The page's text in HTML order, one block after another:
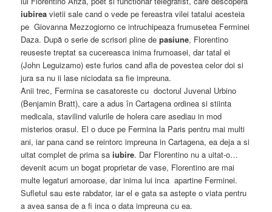
iubirea vietii sale cand o vede pe fereastra vilei tatalui acesteia
pe Giovanna Mezzogiorno ce intruchipeaza frumusetea Ferminei
Daza. După o serie de scrisori pline depasiune, Florentino
reuseste treptat sa cucereasca inima frumoasei, dar tatal ei
(John Leguizamo) este furios cand afla de povestea celor doi si
jura sa nu ii lase niciodata sa fie impreuna.
Anii trec, Fermina se casatoreste cu doctorul Juvenal Urbino
(Benjamin Bratt), care a adus în Cartagena ordinea si stiinta
medicala, stavilind valurile de holera care asediau in mod
misterios orasul. El o duce pe Fermina la Paris pentru mai multi
ani, iar pana cand se reintorc impreuna in Cartagena, ea deja a si
uitat complet de prima sa iubire. Dar Florentino nu a uitat-o…
devenit acum un bogat proprietar de vase, Florentino are mai
multe legaturi amoroase, dar inima lui inca apartine Ferminei.
Sufletul sau este rabdator, iar el e gata sa astepte o viata pentru
a avea sansa de a fi inca o data impreuna cu ea.